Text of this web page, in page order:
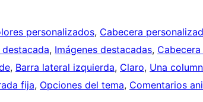
personalizados, Cabecera
, Imágenes destacadas,
, Barra lateral izquierda, Claro, Una
fija, Opciones del tema, Comentarios